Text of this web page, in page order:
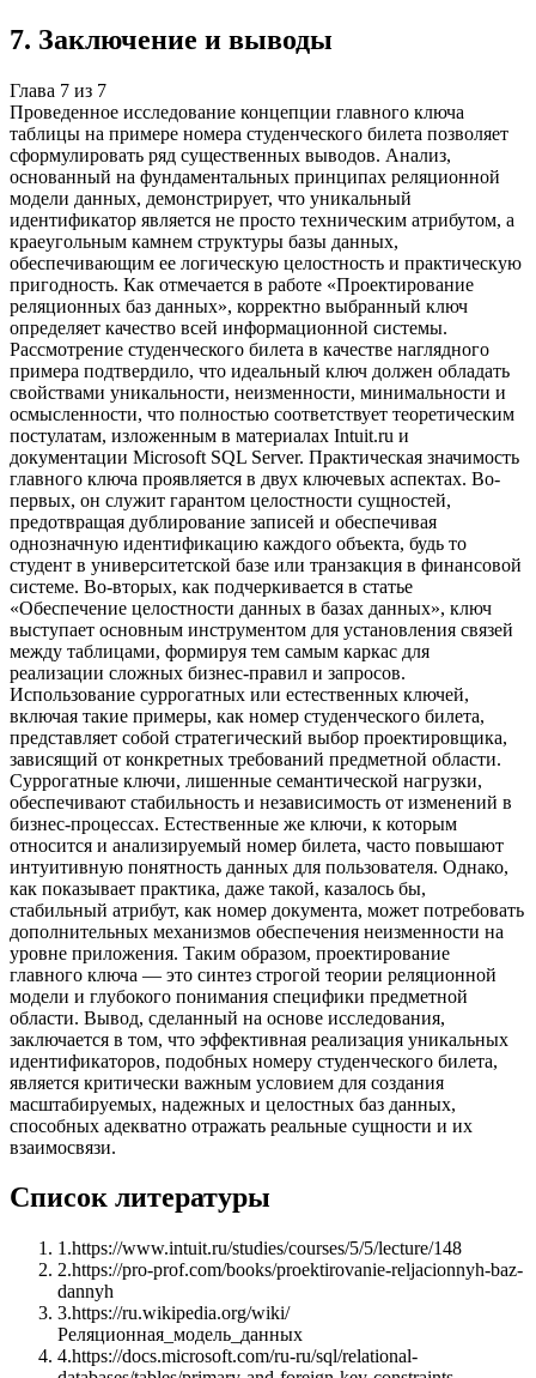
7. Заключение и выводы
Глава 7 из 7
Проведенное исследование концепции главного ключа
таблицы на примере номера студенческого билета позволяет
сформулировать ряд существенных выводов. Анализ,
основанный на фундаментальных принципах реляционной
модели данных, демонстрирует, что уникальный
идентификатор является не просто техническим атрибутом, а
краеугольным камнем структуры базы данных,
обеспечивающим ее логическую целостность и практическую
пригодность. Как отмечается в работе «Проектирование
реляционных баз данных», корректно выбранный ключ
определяет качество всей информационной системы.
Рассмотрение студенческого билета в качестве наглядного
примера подтвердило, что идеальный ключ должен обладать
свойствами уникальности, неизменности, минимальности и
осмысленности, что полностью соответствует теоретическим
постулатам, изложенным в материалах Intuit.ru и
документации Microsoft SQL Server. Практическая значимость
главного ключа проявляется в двух ключевых аспектах. Во-
первых, он служит гарантом целостности сущностей,
предотвращая дублирование записей и обеспечивая
однозначную идентификацию каждого объекта, будь то
студент в университетской базе или транзакция в финансовой
системе. Во-вторых, как подчеркивается в статье
«Обеспечение целостности данных в базах данных», ключ
выступает основным инструментом для установления связей
между таблицами, формируя тем самым каркас для
реализации сложных бизнес-правил и запросов.
Использование суррогатных или естественных ключей,
включая такие примеры, как номер студенческого билета,
представляет собой стратегический выбор проектировщика,
зависящий от конкретных требований предметной области.
Суррогатные ключи, лишенные семантической нагрузки,
обеспечивают стабильность и независимость от изменений в
бизнес-процессах. Естественные же ключи, к которым
относится и анализируемый номер билета, часто повышают
интуитивную понятность данных для пользователя. Однако,
как показывает практика, даже такой, казалось бы,
стабильный атрибут, как номер документа, может потребовать
дополнительных механизмов обеспечения неизменности на
уровне приложения. Таким образом, проектирование
главного ключа — это синтез строгой теории реляционной
модели и глубокого понимания специфики предметной
области. Вывод, сделанный на основе исследования,
заключается в том, что эффективная реализация уникальных
идентификаторов, подобных номеру студенческого билета,
является критически важным условием для создания
масштабируемых, надежных и целостных баз данных,
способных адекватно отражать реальные сущности и их
взаимосвязи.
Список литературы
1 .https://www.intuit.ru/studies/courses/5/5/lecture/148
2.https://pro-prof.com/books/proektirovanie-reljacionnyh-baz-
dannyh
3.https://ru.wikipedia.org/wiki/
Реляционная_модель_данных
4.https://docs.microsoft.com/ru-ru/sql/relational-